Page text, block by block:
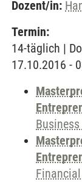
Dozent/in:
Termin:
14-täglich |
17.10.2016 -